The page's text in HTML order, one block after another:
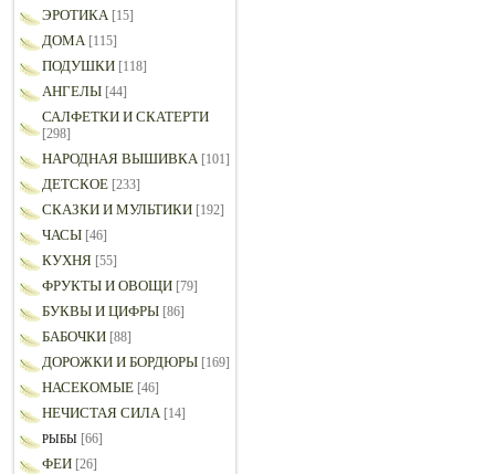
ЭРОТИКА [15]
ДОМА [115]
ПОДУШКИ [118]
АНГЕЛЫ [44]
САЛФЕТКИ И СКАТЕРТИ
[298]
НАРОДНАЯ ВЫШИВКА [101]
ДЕТСКОЕ [233]
СКАЗКИ И МУЛЬТИКИ [192]
ЧАСЫ [46]
КУХНЯ [55]
ФРУКТЫ И ОВОЩИ [79]
БУКВЫ И ЦИФРЫ [86]
БАБОЧКИ [88]
ДОРОЖКИ И БОРДЮРЫ [169]
НАСЕКОМЫЕ [46]
НЕЧИСТАЯ СИЛА [14]
РЫБЫ [66]
ФЕИ [26]